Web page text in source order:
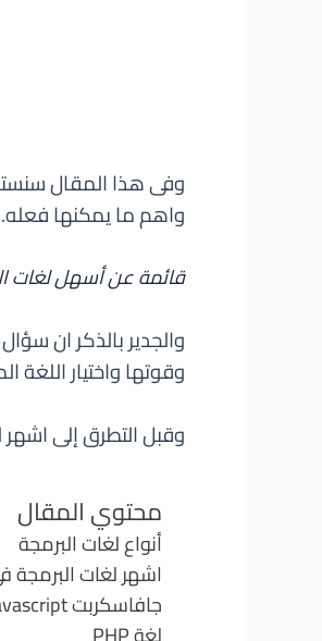
وفى هذا المقال
واهم ما يمكنها فعله.
قائمة عن أسهل لغات
والجدير بالذكر ان
وقوتها واختيار اللغة
وقبل التطرق إلى اشهر
محتوي المقال
أنواع لغات البرمجة
اشهر لغات البرمجة
جافاسكربت Javascript